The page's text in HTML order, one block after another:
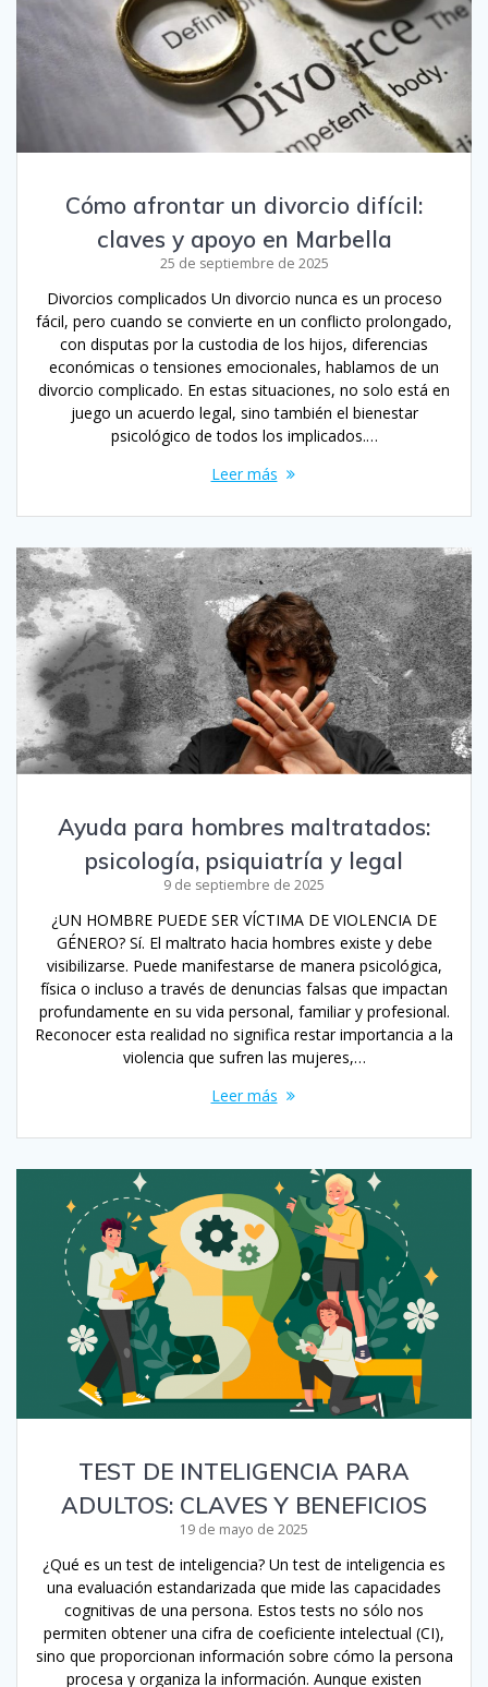
Cómo afrontar un divorcio difícil:
claves y apoyo en Marbella
25 de septiembre de 2025
Divorcios complicados Un divorcio nunca es un proceso
fácil, pero cuando se convierte en un conflicto prolongado,
con disputas por la custodia de los hijos, diferencias
económicas o tensiones emocionales, hablamos de un
divorcio complicado. En estas situaciones, no solo está en
juego un acuerdo legal, sino también el bienestar
psicológico de todos los implicados.…
Leer más
Ayuda para hombres maltratados:
psicología, psiquiatría y legal
9 de septiembre de 2025
¿UN HOMBRE PUEDE SER VÍCTIMA DE VIOLENCIA DE
GÉNERO? Sí. El maltrato hacia hombres existe y debe
visibilizarse. Puede manifestarse de manera psicológica,
física o incluso a través de denuncias falsas que impactan
profundamente en su vida personal, familiar y profesional.
Reconocer esta realidad no significa restar importancia a la
violencia que sufren las mujeres,…
Leer más
TEST DE INTELIGENCIA PARA
ADULTOS: CLAVES Y BENEFICIOS
19 de mayo de 2025
¿Qué es un test de inteligencia? Un test de inteligencia es
una evaluación estandarizada que mide las capacidades
cognitivas de una persona. Estos tests no sólo nos
permiten obtener una cifra de coeficiente intelectual (CI),
sino que proporcionan información sobre cómo la persona
procesa y organiza la información. Aunque existen